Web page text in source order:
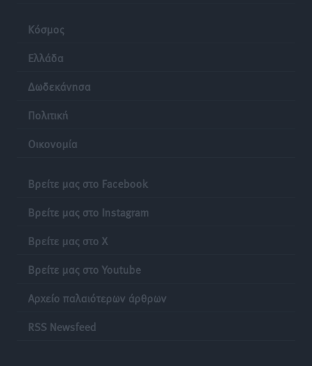
Κόσμος
Ελλάδα
Δωδεκάνησα
Πολιτική
Οικονομία
Βρείτε μας στο Facebook
Βρείτε μας στο Instagram
Βρείτε μας στο X
Βρείτε μας στο Youtube
Αρχείο παλαιότερων άρθρων
RSS Newsfeed